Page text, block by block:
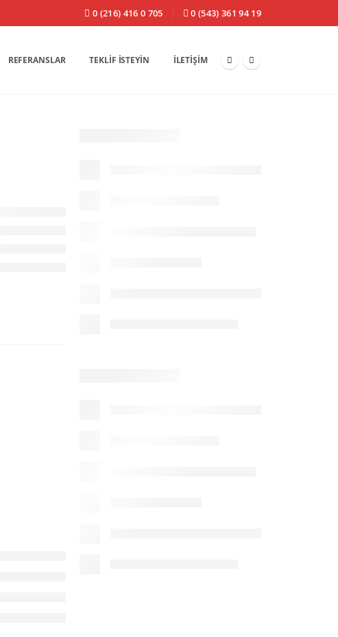
0 (216) 416 0 705 0 (543) 361 94 19
REFERANSLAR TEKLIF İSTEYIN İLETIŞIM